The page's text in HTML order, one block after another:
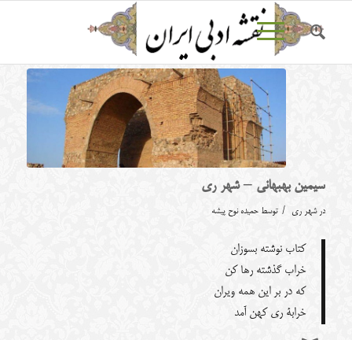
سیمین بهبهانی – شهر ری
درشهر ری / توسط حمیده نوح پیشه
کتاب نوشته بسوزان
خراب گذشته رها کن
که در بر این همه ویران
خرابۀ ری کهن آمد